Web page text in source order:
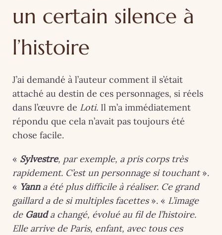
un certain silence à
l’histoire
J’ai demandé à l’auteur comment il s’était
attaché au destin de ces personnages, si réels
dans l’œuvre de Loti. Il m’a immédiatement
répondu que cela n’avait pas toujours été
chose facile.
« Sylvestre, par exemple, a pris corps très
rapidement. C’est un personnage si touchant».
« Yanna été plus difficile à réaliser. Ce grand
gaillard a de si multiples facettes». « L’image
de Gauda changé, évolué au fil de l’histoire.
Elle arrive de Paris, enfant, avec tous ces